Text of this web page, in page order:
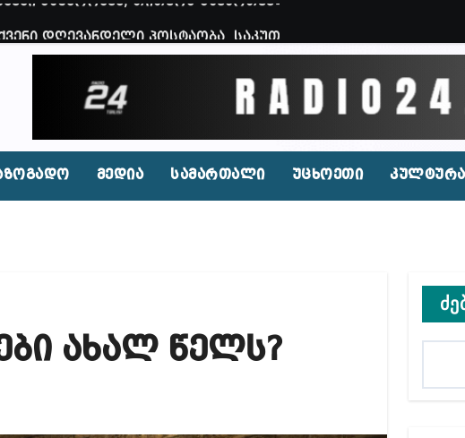
დღევანდელი პოსტაობა, საკუთარ თავთან შეგარცხვენთ
ტარაკნებიან, უჰაერო საკანში, ამდენი ხნით
კახეთში ქორწილის დროს? (ვიდეო)
რომლებსაც საბავშვი ბაღებში საქონლის ხორცის
არის რეაგირება საჭირო კოორდინირებულ
ცხელ დღეებში? – დაავადებათა კონტროლის
შექმნან მდინარაძის სამინისტრო – გია ხუხაშვილი
გარშემო — COVID-19-ის წარმოშობის გამოძიებიდან
მედია სამართალი უცხოეთი კულტურა
ახალ წელს?